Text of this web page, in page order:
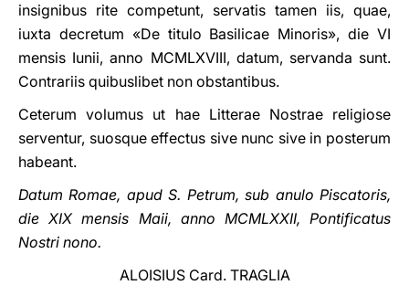
insignibus rite competunt, servatis tamen iis, quae,
iuxta decretum «De titulo Basilicae Minoris», die VI
mensis Iunii, anno MCMLXVIII, datum, servanda sunt.
Contrariis quibuslibet non obstantibus.
Ceterum volumus ut hae Litterae Nostrae religiose
serventur, suosque effectus sive nunc sive in posterum
habeant.
Datum Romae, apud S. Petrum, sub anulo Piscatoris,
die XIX mensis Maii, anno MCMLXXII, Pontificatus
Nostri nono.
ALOISIUS Card. TRAGLIA